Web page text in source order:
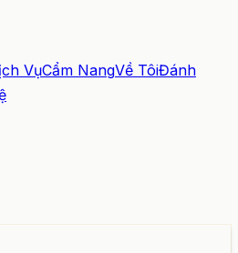
VụCẩm NangVề TôiĐánh